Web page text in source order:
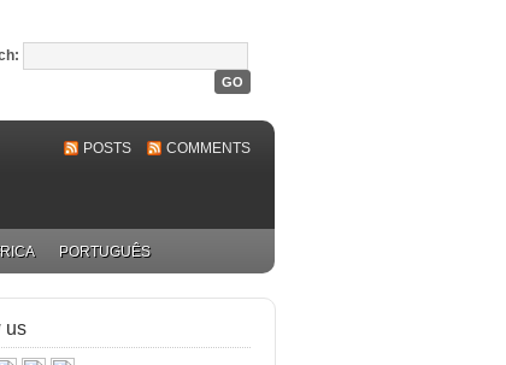
POSTS COMMENTS
PORTUGUÊS
us